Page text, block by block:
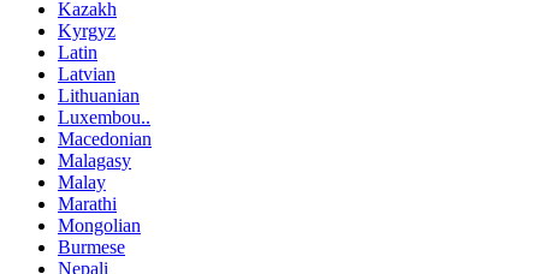
Kazakh
Kyrgyz
Latin
Latvian
Lithuanian
Luxembou..
Macedonian
Malagasy
Malay
Marathi
Mongolian
Burmese
Nepali